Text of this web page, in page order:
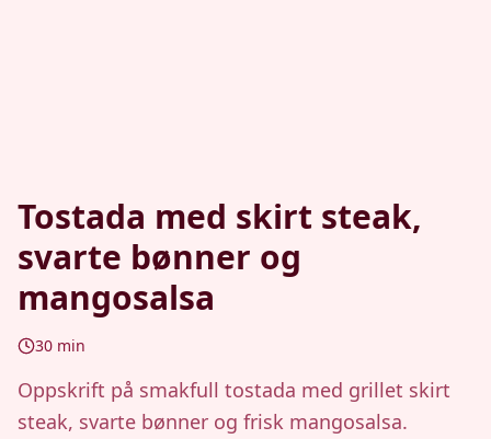
Tostada med skirt steak,
svarte bønner og
mangosalsa
30 min
Oppskrift på smakfull tostada med grillet skirt
steak, svarte bønner og frisk mangosalsa.